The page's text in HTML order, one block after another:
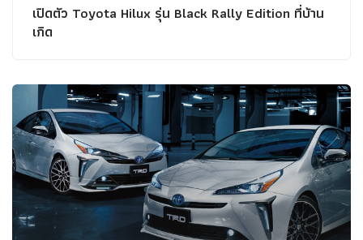
เปิดตัว Toyota Hilux รุ่น Black Rally Edition ที่บ้าน
เกิด